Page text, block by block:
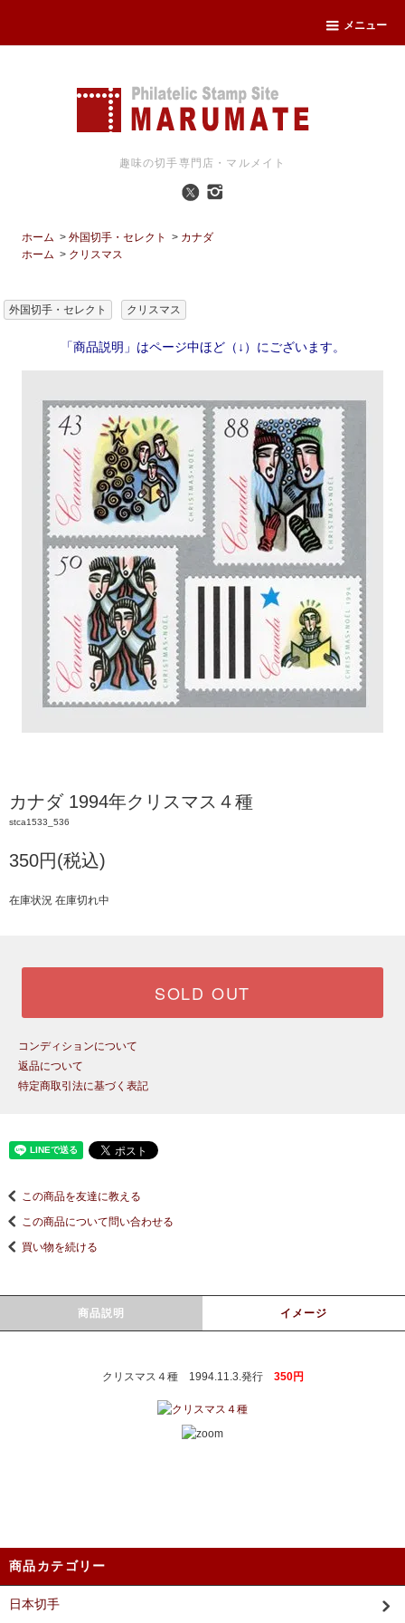
メニュー
趣味の切手専門店・マルメイト
ホーム >外国切手・セレクト > カナダ
ホーム > クリスマス
外国切手・セレクト クリスマス
「商品説明」はページ中ほど（↓）にございます。
カナダ 1994年クリスマス４種
stca1533_536
350円(税込)
在庫状況 在庫切れ中
SOLD OUT
コンディションについて
返品について
特定商取引法に基づく表記
この商品を友達に教える
この商品について問い合わせる
買い物を続ける
商品説明 イメージ
クリスマス４種 1994.11.3.発行 350円
商品カテゴリー
日本切手